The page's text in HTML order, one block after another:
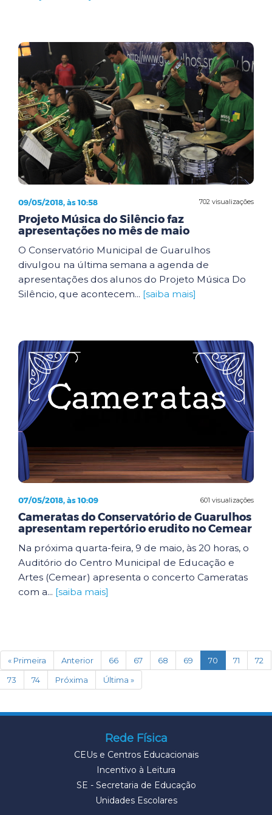
702 visualizações
09/05/2018, às 10:58
Projeto Música do Silêncio faz
apresentações no mês de maio
O Conservatório Municipal de Guarulhos
divulgou na última semana a agenda de
apresentações dos alunos do Projeto Música Do
Silêncio, que acontecem... [saiba mais]
601 visualizações
07/05/2018, às 10:09
Cameratas do Conservatório de Guarulhos
apresentam repertório erudito no Cemear
Na próxima quarta-feira, 9 de maio, às 20 horas, o
Auditório do Centro Municipal de Educação e
Artes (Cemear) apresenta o concerto Cameratas
com a... [saiba mais]
« Primeira Anterior 66 67 68 69 70 (current)
71
72
73
74 Próxima Última »
Rede Física
CEUs e Centros Educacionais
Incentivo à Leitura
SE - Secretaria de Educação
Unidades Escolares